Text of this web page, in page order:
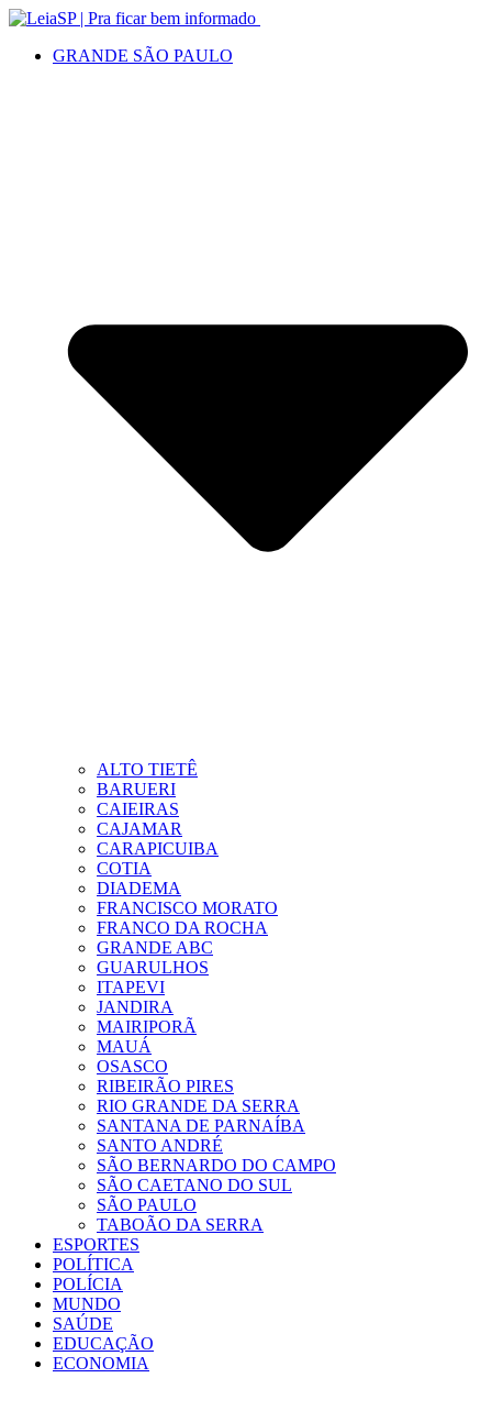
GRANDE SÃO PAULO
ALTO TIETÊ
BARUERI
CAIEIRAS
CAJAMAR
CARAPICUIBA
COTIA
DIADEMA
FRANCISCO MORATO
FRANCO DA ROCHA
GRANDE ABC
GUARULHOS
ITAPEVI
JANDIRA
MAIRIPORÃ
MAUÁ
OSASCO
RIBEIRÃO PIRES
RIO GRANDE DA SERRA
SANTANA DE PARNAÍBA
SANTO ANDRÉ
SÃO BERNARDO DO CAMPO
SÃO CAETANO DO SUL
SÃO PAULO
TABOÃO DA SERRA
ESPORTES
POLÍTICA
POLÍCIA
MUNDO
SAÚDE
EDUCAÇÃO
ECONOMIA